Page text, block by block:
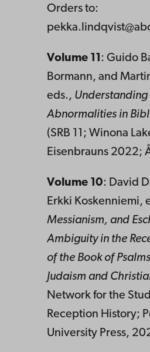
Orders to:
Volume 11: Guido
Bormann, and
eds., Understanding
Abnormalities in
(SRB 11; Winona
Eisenbrauns 2022;
Volume 10: David
Erkki Koskenniemi,
Messianism, and
Ambiguity in the
of the Book of
Judaism and
Network for the
Reception History;
University Press,